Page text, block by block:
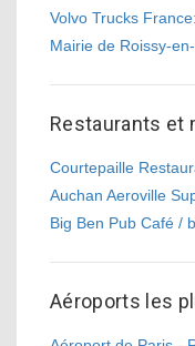
Volvo Trucks France:
Mairie de Roissy-
Restaurants et
Courtepaille
Auchan Aeroville
Big Ben Pub Café /
Aéroports les